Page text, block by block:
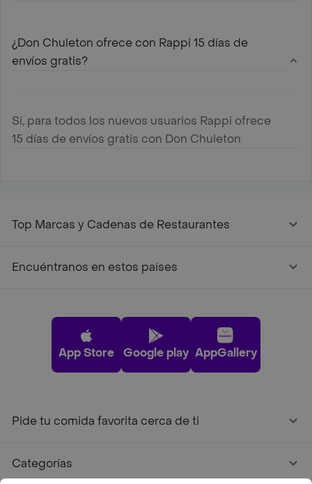
¿Don Chuleton ofrece con Rappi 15 días de
envíos gratis?
Sí, para todos los nuevos usuarios Rappi ofrece
15 días de envíos gratis con Don Chuleton
Top Marcas y Cadenas de Restaurantes
Encuéntranos en estos países
App Store Google play AppGallery
Pide tu comida favorita cerca de ti
Categorías